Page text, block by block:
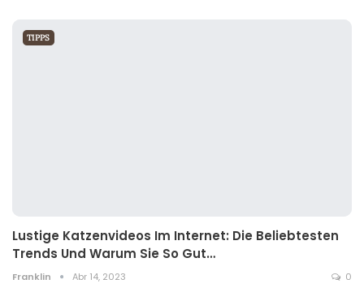
TIPPS
Lustige Katzenvideos Im Internet: Die Beliebtesten
Trends Und Warum Sie So Gut…
Franklin Abr 14, 2023 0